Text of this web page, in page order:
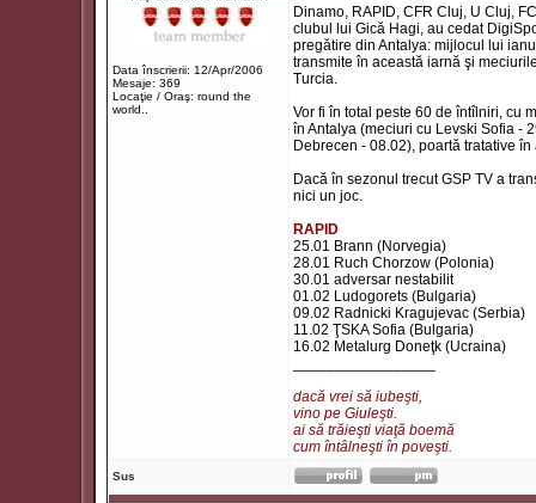
Data înscrierii: 12/Apr/2006
Mesaje: 369
Locaţie / Oraş: round the
world..
Dinamo, RAPID, CFR Cluj, U Cluj,
clubul lui Gică Hagi, au cedat
pregătire din Antalya: mijlocul lui
transmite în această iarnă şi
Turcia.
Vor fi în total peste 60 de întîlniri, cu
în Antalya (meciuri cu Levski Sofia -
Debrecen - 08.02), poartă tratative
Dacă în sezonul trecut GSP TV a
nici un joc.
RAPID
25.01 Brann (Norvegia)
28.01 Ruch Chorzow (Polonia)
30.01 adversar nestabilit
01.02 Ludogorets (Bulgaria)
09.02 Radnicki Kragujevac (Serbia)
11.02 ŢSKA Sofia (Bulgaria)
16.02 Metalurg Doneţk (Ucraina)
dacă vrei să iubeşti,
vino pe Giuleşti.
ai să trăieşti viaţă boemă
cum întâlneşti în poveşti.
Sus